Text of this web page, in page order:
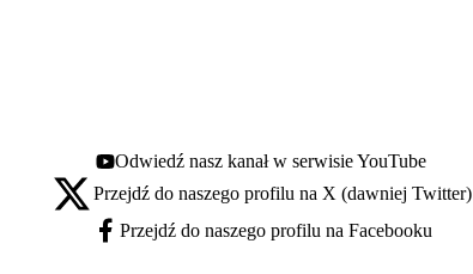
Youtube - otwiera się w nowej karcie
Odwiedź nasz kanał w serwisie YouTube
X - otwiera się w nowej karcie
Przejdź do naszego profilu na X (dawniej Twitter)
Facebook - otwiera się w nowej karcie
Przejdź do naszego profilu na Facebooku